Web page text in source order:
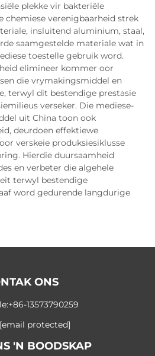
plekke vir bakteriële
chemiese verenigbaarheid strek
insluitend aluminium, staal,
saamgestelde materiale wat in
toestelle gebruik word.
elimineer kommer oor
die vrymakingsmiddel en
terwyl dit bestendige prestasie
verseker. Die mediese-
uit China toon ook
deurdoen effektiewe
verskeie produksiesiklusse
Hierdie duursaamheid
en verbeter die algehele
terwyl bestendige
word gedurende langdurige
ONS
+86-13573790259
[email protected]
'N BOODSKAP